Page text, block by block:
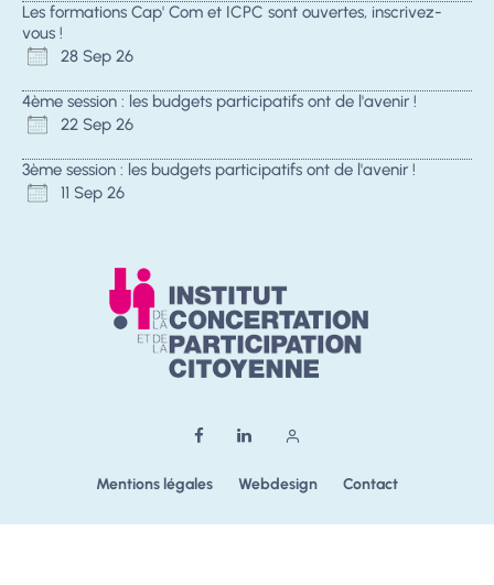
Les formations Cap' Com et ICPC sont ouvertes, inscrivez-
vous !
28 Sep 26
4ème session : les budgets participatifs ont de l'avenir !
22 Sep 26
3ème session : les budgets participatifs ont de l'avenir !
11 Sep 26
Mentions légales Webdesign Contact